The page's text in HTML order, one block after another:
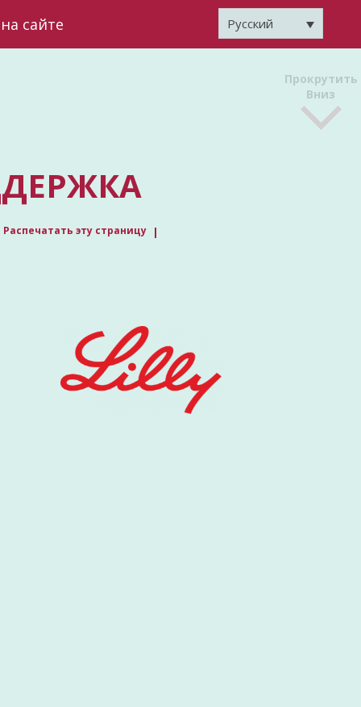
сайте Русский
Распечатать эту страницу
Прокрутить
Вниз